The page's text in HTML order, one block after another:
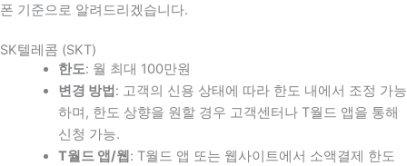
폰 기준으로 알려드리겠습니다.
SK텔레콤 (SKT)
한도: 월 최대 100만원
변경 방법 : 고객의 신용 상태에 따라 한도 내에서 조정 가능
하며, 한도 상향을 원할 경우 고객센터나 T월드 앱을 통해
신청 가능.
T월드 앱/웹 : T월드 앱 또는 웹사이트에서 소액결제 한도